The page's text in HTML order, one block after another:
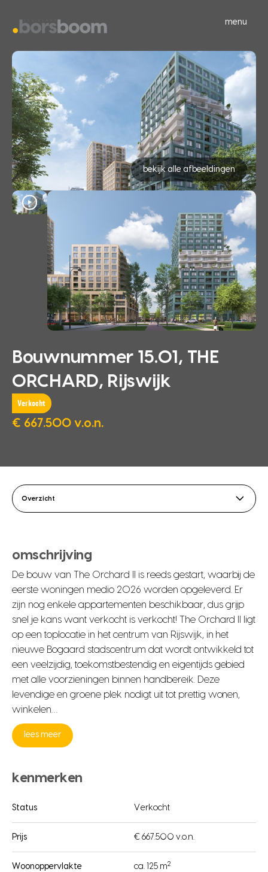
menu
bekijk alle afbeeldingen
Bouwnummer 15.01, THE
ORCHARD, Rijswijk
Verkocht
€ 667.500 v.o.n.
Overzicht
omschrijving
De bouw van The Orchard II is reeds gestart, waarbij de
eerste woningen medio 2026 worden opgeleverd. Er
zijn nog enkele appartementen beschikbaar, dus grijp
snel je kans want verkocht is verkocht! The Orchard II ligt
op een toplocatie in het centrum van Rijswijk, in het
nieuwe Bogaard stadscentrum dat wordt ontwikkeld tot
een veelzijdig, toekomstbestendig en eigentijds gebied
met alle voorzieningen binnen handbereik. Deze
levendige en groene plek nodigt uit tot prettig wonen,
winkelen…
lees meer
kenmerken
Status Verkocht
Prijs € 667.500 v.o.n.
Woonoppervlakte ca. 125 m2